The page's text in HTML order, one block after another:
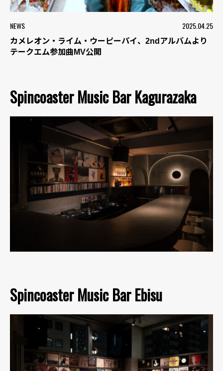
NEWS 2025.04.25
カメレオン・ライム・ウーピーパイ、2ndアルバムより
テークエム参加曲MV公開
Spincoaster Music Bar Kagurazaka
Spincoaster Music Bar Ebisu